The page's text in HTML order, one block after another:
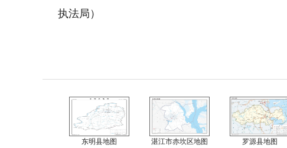
执法局）
东明县地图 湛江市赤坎区地图 罗源县地图